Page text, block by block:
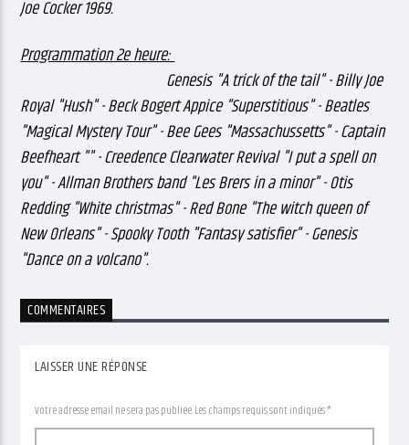
Joe Cocker 1969.
Programmation 2e heure:
Genesis "A trick of the tail" - Billy Joe
Royal "Hush" - Beck Bogert Appice "Superstitious" - Beatles
"Magical Mystery Tour" - Bee Gees "Massachussetts" - Captain
Beefheart "" - Creedence Clearwater Revival "I put a spell on
you" - Allman Brothers band "Les Brers in a minor" - Otis
Redding "White christmas" - Red Bone "The witch queen of
New Orleans" - Spooky Tooth "Fantasy satisfier" - Genesis
"Dance on a volcano".
COMMENTAIRES
LAISSER UNE RÉPONSE
Votre adresse email ne sera pas publiée. Les champs requis sont indiqués *